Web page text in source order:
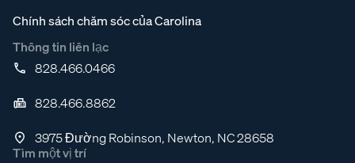
Chính sách chăm sóc của Carolina
Thông tin liên lạc
828.466.0466
828.466.8862
3975 Đường Robinson, Newton, NC 28658
Tìm một vị trí